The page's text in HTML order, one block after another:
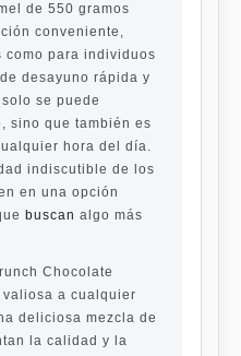
de 550 gramos
conveniente,
para individuos
desayuno rápida y
se puede
sino que también es
hora del día.
indiscutible de los
en una opción
buscan algo más
Chocolate
a cualquier
deliciosa mezcla de
la calidad y la